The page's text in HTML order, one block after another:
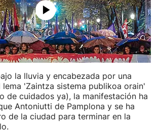
la lluvia y encabezada por una
'Zaintza sistema publikoa orain'
de cuidados ya), la manifestación ha
Antoniutti de Pamplona y se ha
de la ciudad para terminar en la